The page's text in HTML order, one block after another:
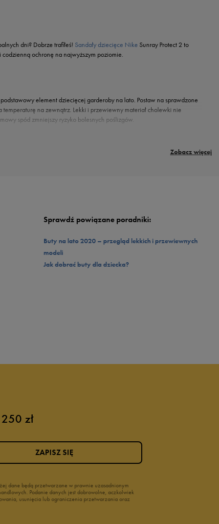
Zobacz więcej
dni? Dobrze trafiłeś! Sandały dziecięce Nike Sunray Protect 2 to
ochronę na najwyższym poziomie.
element dziecięcej garderoby na lato. Postaw na sprawdzone
na zewnątrz. Lekki i przewiewny materiał cholewki nie
spód zmniejszy ryzyko bolesnych poślizgów.
o wygodę, ale także o wygląd swoich modeli. Wesoła kolorystyka z pewnością
Sprawdź powiązane poradniki:
Buty na lato 2020 – przegląd lekkich i przewiewnych
modeli
Jak dobrać buty dla dziecka?
zł
dane będą przetwarzane w prawnie uzasadnionym
Podanie danych jest dobrowolne, aczkolwiek
usunięcia lub ograniczenia przetwarzania oraz
ZAPISZ SIĘ